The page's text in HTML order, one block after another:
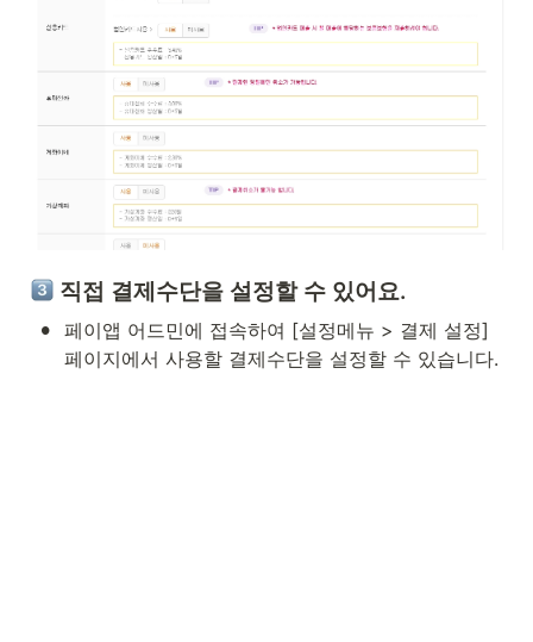
직접 결제수단을 설정할 수 있어요.
• 페이앱 어드민에 접속하여 [설정메뉴 > 결제 설정]
페이지에서 사용할 결제수단을 설정할 수 있습니다.